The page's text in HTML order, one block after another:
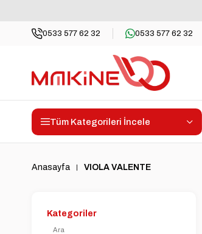
0533 577 62 32 0533 577 62 32
Tüm Kategorileri İncele
Anasayfa VIOLA VALENTE
Kategoriler